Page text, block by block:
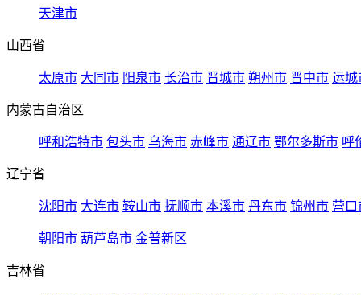
天津市
山西省
太原市 大同市 阳泉市 长治市 晋城市 朔州市 晋中市 运城
内蒙古自治区
呼和浩特市 包头市 乌海市 赤峰市 通辽市 鄂尔多斯市 呼
辽宁省
沈阳市 大连市 鞍山市 抚顺市 本溪市 丹东市 锦州市 营口
朝阳市 葫芦岛市 金普新区
吉林省